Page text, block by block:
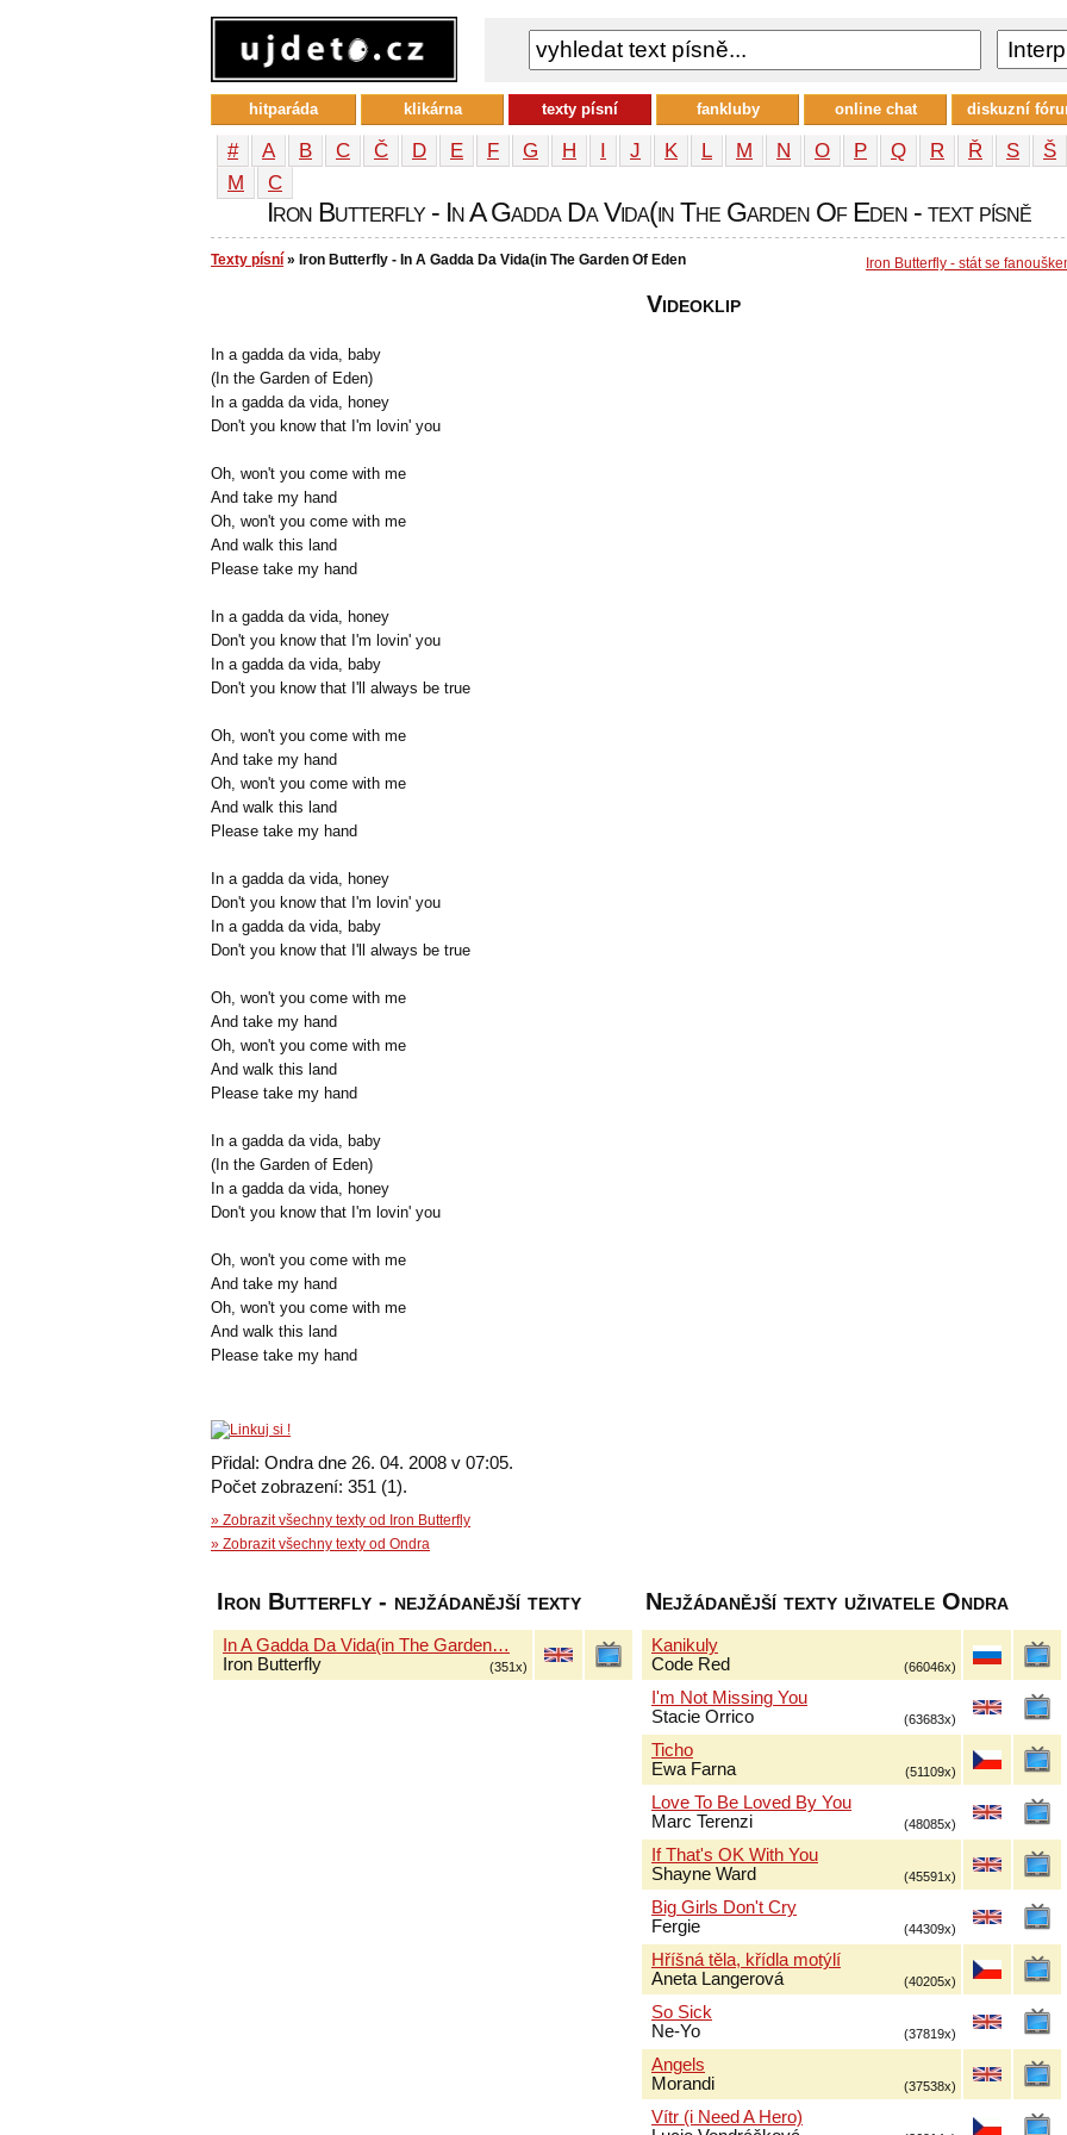
# A B C Č D E F G H I J K L M N O P Q R Ř S Š
М
С
Iron Butterfly - In A Gadda Da Vida(in The Garden Of Eden - text písně
Texty písní » Iron Butterfly - In A Gadda Da Vida(in The Garden Of Eden Iron Butterfly - stát se
In a gadda da vida, baby
(In the Garden of Eden)
In a gadda da vida, honey
Don't you know that I'm lovin' you
Oh, won't you come with me
And take my hand
Oh, won't you come with me
And walk this land
Please take my hand
In a gadda da vida, honey
Don't you know that I'm lovin' you
In a gadda da vida, baby
Don't you know that I'll always be true
Oh, won't you come with me
And take my hand
Oh, won't you come with me
And walk this land
Please take my hand
In a gadda da vida, honey
Don't you know that I'm lovin' you
In a gadda da vida, baby
Don't you know that I'll always be true
Oh, won't you come with me
And take my hand
Oh, won't you come with me
And walk this land
Please take my hand
In a gadda da vida, baby
(In the Garden of Eden)
In a gadda da vida, honey
Don't you know that I'm lovin' you
Oh, won't you come with me
And take my hand
Oh, won't you come with me
And walk this land
Please take my hand
Přidal: Ondra dne 26. 04. 2008 v 07:05.
Počet zobrazení: 351 (1).
» Zobrazit všechny texty od Iron Butterfly
» Zobrazit všechny texty od Ondra
Videoklip
Iron Butterfly - nejžádanější texty
In A Gadda Da Vida(in The Garden…
Iron Butterfly
(351x)
Nejžádanější texty uživatele Ondra
Kanikuly
Code Red
(66046x)
I'm Not Missing You
Stacie Orrico
(63683x)
Ticho
Ewa Farna
(51109x)
Love To Be Loved By You
Marc Terenzi
(48085x)
If That's OK With You
Shayne Ward
(45591x)
Big Girls Don't Cry
Fergie
(44309x)
Hříšná těla, křídla motýlí
Aneta Langerová
(40205x)
So Sick
Ne-Yo
(37819x)
Angels
Morandi
(37538x)
Vítr (i Need A Hero)
hitparáda klikárna texty písní fankluby online chat diskuzní